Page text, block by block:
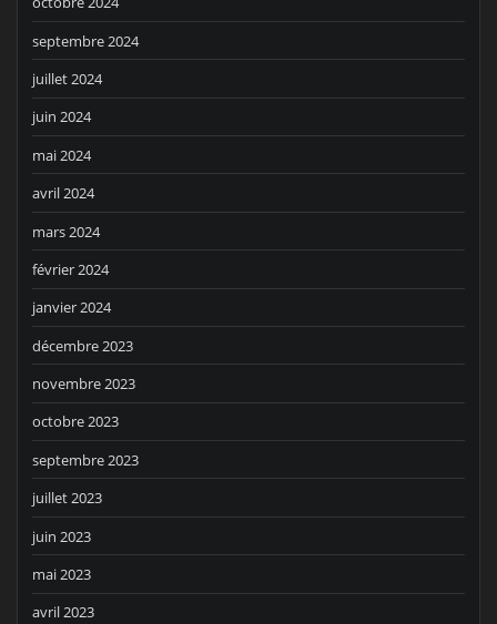
septembre 2024
juillet 2024
juin 2024
mai 2024
avril 2024
mars 2024
février 2024
janvier 2024
décembre 2023
novembre 2023
octobre 2023
septembre 2023
juillet 2023
juin 2023
mai 2023
avril 2023